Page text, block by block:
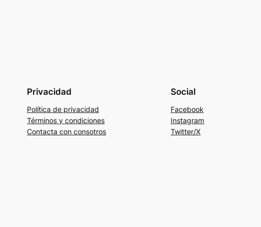
Privacidad
Política de privacidad
Términos y condiciones
Contacta con consotros
Social
Facebook
Instagram
Twitter/X